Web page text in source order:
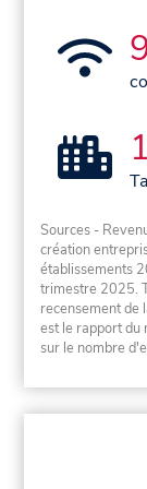
Sources -
création
établissements
trimestre 2025.
recensement de
est le rapport du
sur le nombre